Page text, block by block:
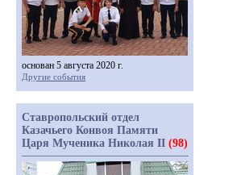
основан 5 августа 2020 г.
Другие события
Ставропольский отдел
Казачьего Конвоя Памяти
Царя Мученика Николая II (98)